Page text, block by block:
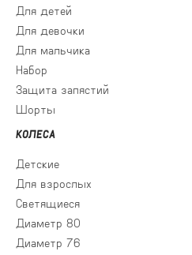
Для детей
Для девочки
Для мальчика
Набор
Защита запястий
Шорты
КОЛЕСА
Детские
Для взрослых
Светящиеся
Диаметр 80
Диаметр 76